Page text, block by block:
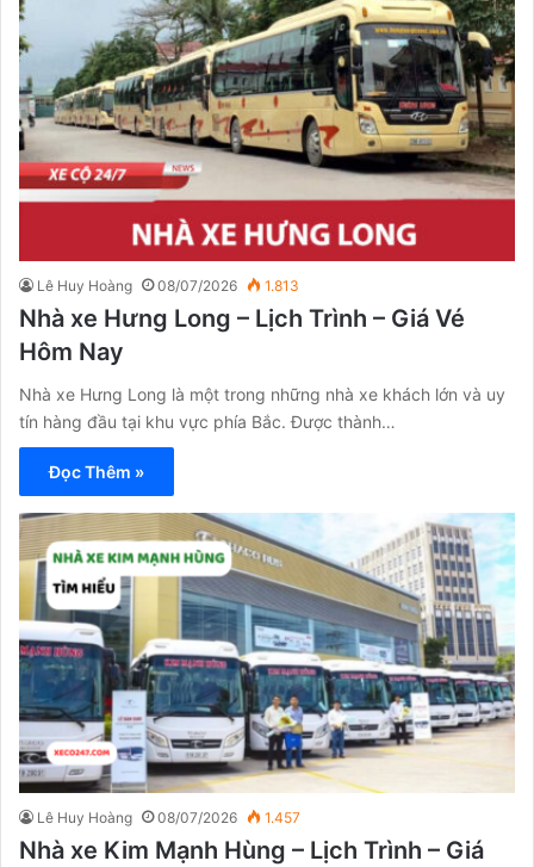
Lê Huy Hoàng 08/07/2026 1.813
Nhà xe Hưng Long – Lịch Trình – Giá Vé
Hôm Nay
Nhà xe Hưng Long là một trong những nhà xe khách lớn và uy
tín hàng đầu tại khu vực phía Bắc. Được thành…
Đọc Thêm »
Lê Huy Hoàng 08/07/2026 1.457
Nhà xe Kim Mạnh Hùng – Lịch Trình – Giá